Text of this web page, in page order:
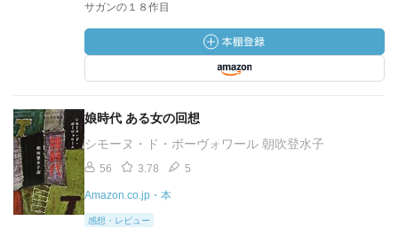
サガンの１８作目
娘時代 ある女の回想
シモーヌ・ド・ボーヴォワール 朝吹登水子
56 3.78 5
Amazon.co.jp・本
感想・レビュー